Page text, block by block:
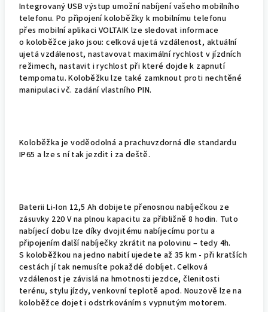
Integrovaný USB výstup umožní nabíjení vašeho mobilního
telefonu. Po připojení koloběžky k mobilnímu telefonu
přes mobilní aplikaci VOLTAIK lze sledovat informace
o koloběžce jako jsou: celková ujetá vzdálenost, aktuální
ujetá vzdálenost, nastavovat maximální rychlost v jízdních
režimech, nastavit i rychlost při které dojde k zapnutí
tempomatu. Koloběžku lze také zamknout proti nechtěné
manipulaci vč. zadání vlastního PIN.
Koloběžka je voděodolná a prachuvzdorná dle standardu
IP65 a lze s ní tak jezdit i za deště.
Baterii Li-Ion 12,5 Ah dobijete přenosnou nabíječkou ze
zásuvky 220 V na plnou kapacitu za přibližně 8 hodin. Tuto
nabíjecí dobu lze díky dvojitému nabíjecímu portu a
připojením další nabíječky zkrátit na polovinu – tedy 4h.
S koloběžkou na jedno nabití ujedete až 35 km - při kratších
cestách jí tak nemusíte pokaždé dobíjet. Celková
vzdálenost je závislá na hmotnosti jezdce, členitosti
terénu, stylu jízdy, venkovní teplotě apod. Nouzově lze na
koloběžce dojet i odstrkováním s vypnutým motorem.